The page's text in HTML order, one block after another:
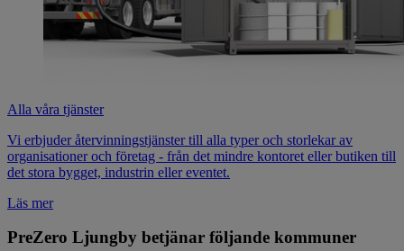
Alla våra tjänster
Vi erbjuder återvinningstjänster till alla typer och storlekar av
organisationer och företag - från det mindre kontoret eller butiken till
det stora bygget, industrin eller eventet.
Läs mer
PreZero Ljungby betjänar följande kommuner